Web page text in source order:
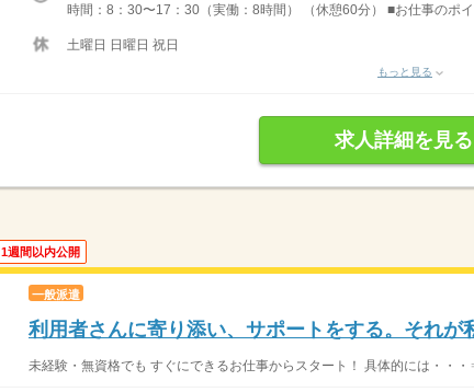
時間：8：30〜17：30（実働：8時間） （休憩60分） ■お仕事のポ
土曜日 日曜日 祝日
もっと見る
求人詳細を見る
1週間以内公開
一般派遣
利用者さんに寄り添い、サポートをする。それが
未経験・無資格でも すぐにできるお仕事からスタート！ 具体的には・・